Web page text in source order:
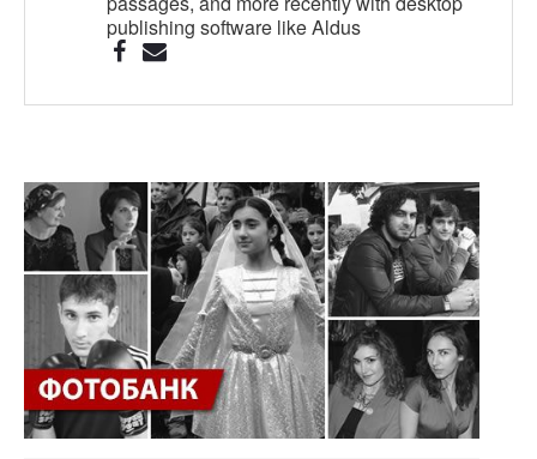
publishing software like Aldus